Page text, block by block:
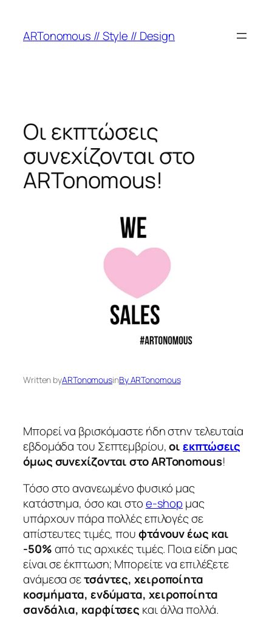
ARTonomous // Style // Design
Οι εκπτώσεις
συνεχίζονται στο
ARTonomous!
Written byARTonomousinBy ARTonomous
Μπορεί να βρισκόμαστε ήδη στην τελευταία
εβδομάδα του Σεπτεμβρίου,οιεκπτώσεις
όμως συνεχίζονται στοARTonomous!
Τόσο στο ανανεωμένο φυσικό μας
κατάστημα, όσο και στοe-shop μας
υπάρχουν πάρα πολλές επιλογές σε
απίστευτες τιμές, πουφτάνουν έως και
-50%από τις αρχικές τιμές. Ποια είδη μας
είναι σε έκπτωση; Μπορείτε να επιλέξετε
ανάμεσα σετσάντες, χειροποίητα
κοσμήματα, ενδύματα, χειροποίητα
σανδάλια, καρφίτσες και άλλα πολλά.